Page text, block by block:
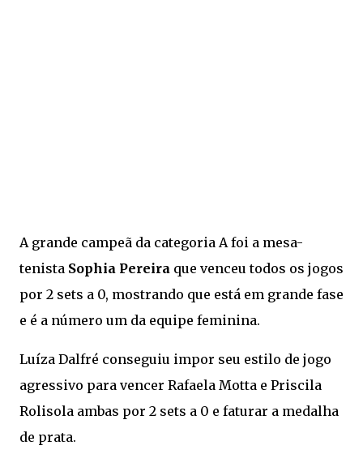
A grande campeã da categoria A foi a mesa-
tenista Sophia Pereira que venceu todos os jogos
por 2 sets a 0, mostrando que está em grande fase
e é a número um da equipe feminina.
Luíza Dalfré conseguiu impor seu estilo de jogo
agressivo para vencer Rafaela Motta e Priscila
Rolisola ambas por 2 sets a 0 e faturar a medalha
de prata.